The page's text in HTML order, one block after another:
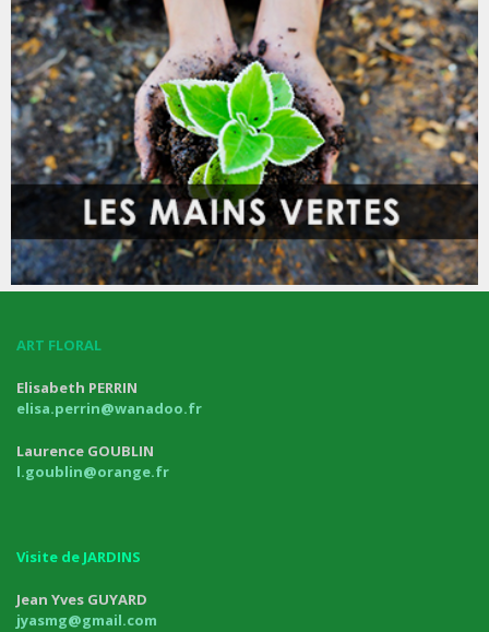
ART FLORAL
Elisabeth PERRIN
elisa.perrin@wanadoo.fr
Laurence GOUBLIN
l.goublin@orange.fr
Visite de JARDINS
Jean Yves GUYARD
jyasmg@gmail.com